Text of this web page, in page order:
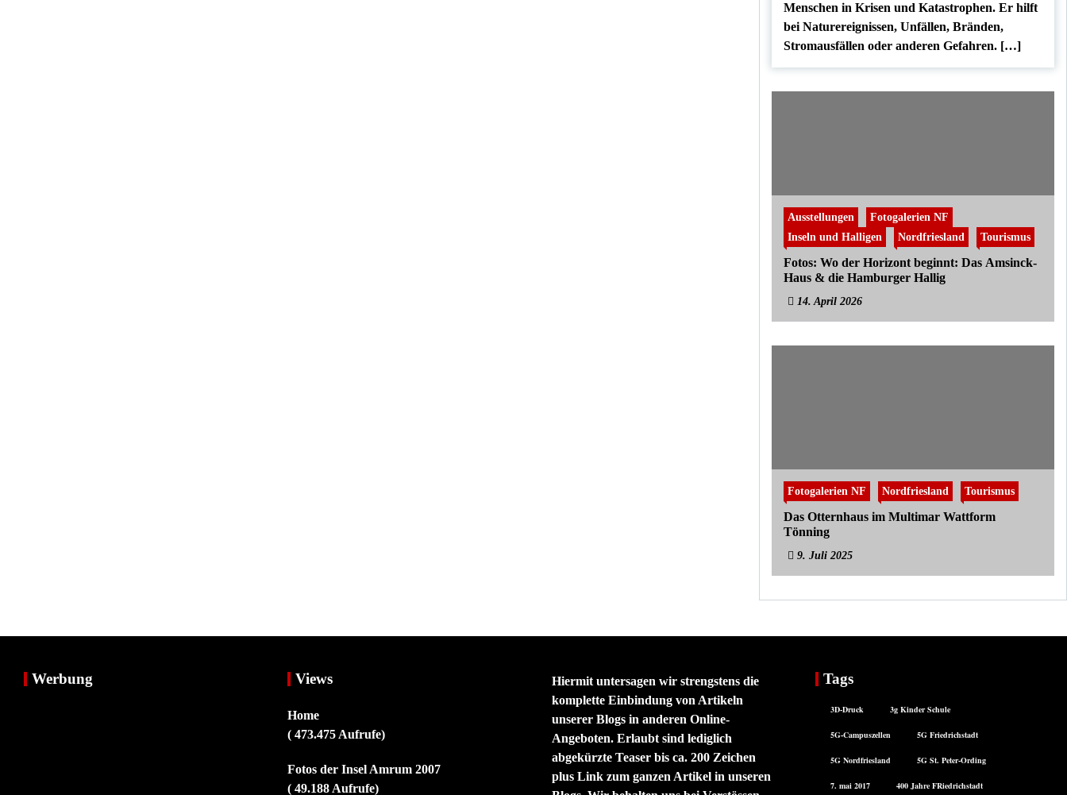
Menschen in Krisen und Katastrophen. Er hilft
bei Naturereignissen, Unfällen, Bränden,
Stromausfällen oder anderen Gefahren. […]
Ausstellungen
Fotogalerien NF
Inseln und Halligen
Nordfriesland Tourismus
Fotos: Wo der Horizont beginnt: Das Amsinck-
Haus & die Hamburger Hallig
14. April 2026
Fotogalerien NF Nordfriesland Tourismus
Das Otternhaus im Multimar Wattform
Tönning
9. Juli 2025
Werbung Views
Home
( 473.475 Aufrufe)
Fotos der Insel Amrum 2007
( 49.188 Aufrufe)
Hiermit untersagen wir strengstens die
komplette Einbindung von Artikeln
unserer Blogs in anderen Online-
Angeboten. Erlaubt sind lediglich
abgekürzte Teaser bis ca. 200 Zeichen
plus Link zum ganzen Artikel in unseren
Tags
3D-Druck 3g Kinder Schule
5G-Campuszellen 5G Friedrichstadt
5G Nordfriesland 5G St. Peter-Ording
7. mai 2017 400 Jahre FRiedrichstadt